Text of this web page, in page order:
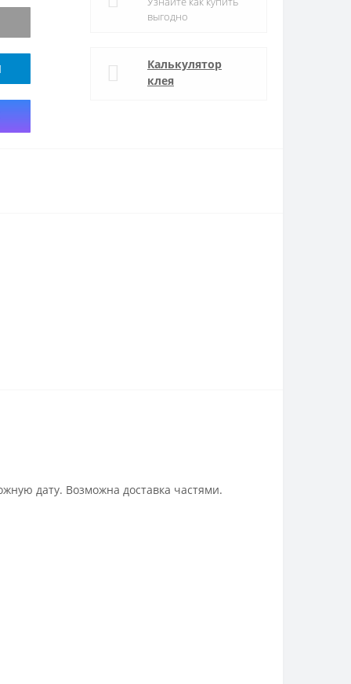
выгодно
Калькулятор
клея
дату. Возможна доставка частями.